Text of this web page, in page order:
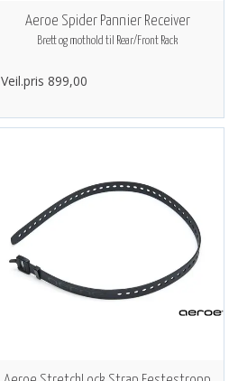
Aeroe Spider Pannier Receiver
Brett og mothold til Rear/Front Rack
Veil.pris 899,00